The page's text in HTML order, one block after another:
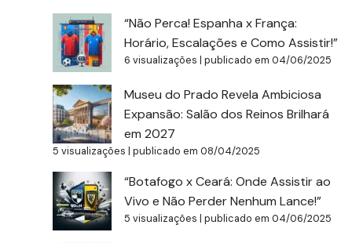
“Não Perca! Espanha x França:
Horário, Escalações e Como Assistir!”
6 visualizações |publicado em 04/06/2025
Museu do Prado Revela Ambiciosa
Expansão: Salão dos Reinos Brilhará
em 2027
5 visualizações |publicado em 08/04/2025
“Botafogo x Ceará: Onde Assistir ao
Vivo e Não Perder Nenhum Lance!”
5 visualizações |publicado em 04/06/2025